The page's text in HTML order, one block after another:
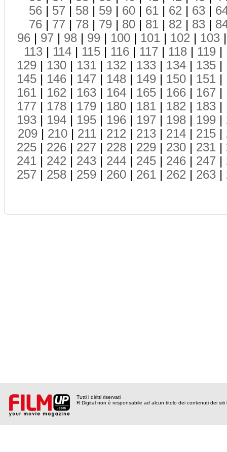
56 | 57 | 58 | 59 | 60 | 61 | 62 | 63 |
76 | 77 | 78 | 79 | 80 | 81 | 82 | 83 |
96 | 97 | 98 | 99 | 100 | 101 | 102 | 103
113 | 114 | 115 | 116 | 117 | 118 | 119 |
129 | 130 | 131 | 132 | 133 | 134 | 135 |
145 | 146 | 147 | 148 | 149 | 150 | 151 |
161 | 162 | 163 | 164 | 165 | 166 | 167 |
177 | 178 | 179 | 180 | 181 | 182 | 183 |
193 | 194 | 195 | 196 | 197 | 198 | 199 |
209 | 210 | 211 | 212 | 213 | 214 | 215 |
225 | 226 | 227 | 228 | 229 | 230 | 231 |
241 | 242 | 243 | 244 | 245 | 246 | 247 |
257 | 258 | 259 | 260 | 261 | 262 | 263 |
Tutti i diritti riservati
R Digital non è responsabile ad alcun titolo dei contenuti dei siti